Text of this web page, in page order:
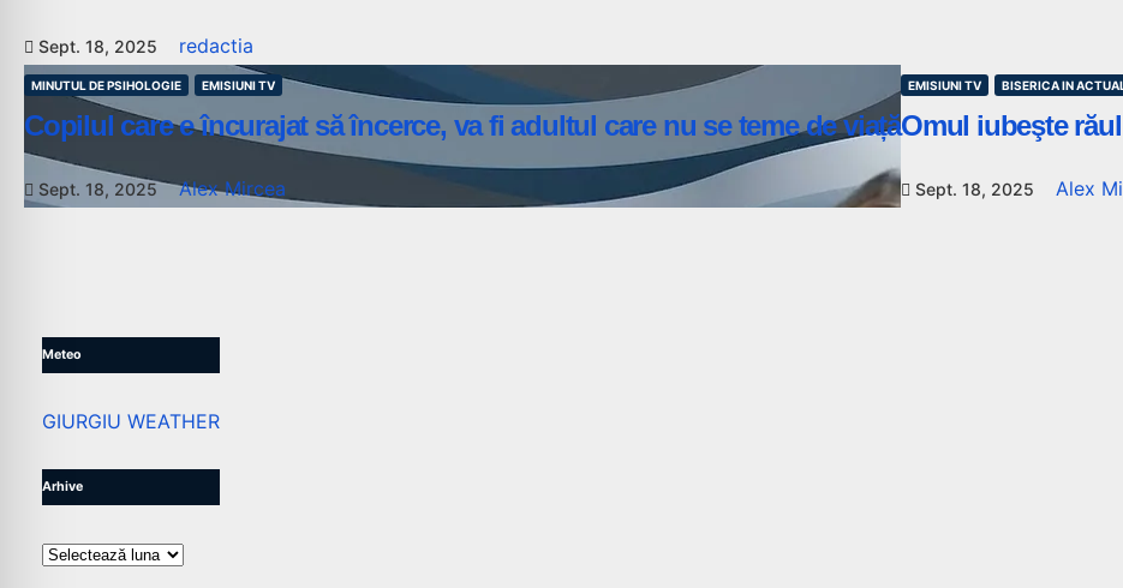
Sept. 18, 2025 redactia
MINUTUL DE PSIHOLOGIE EMISIUNI TV
Copilul care e încurajat să încerce, va fi adultul care nu se teme de viață
Sept. 18, 2025 Alex Mircea
EMISIUNI TV BISERICA IN
Omul iubeşte răul
Sept. 18, 2025 Alex
Meteo
GIURGIU WEATHER
Arhive
Arhive